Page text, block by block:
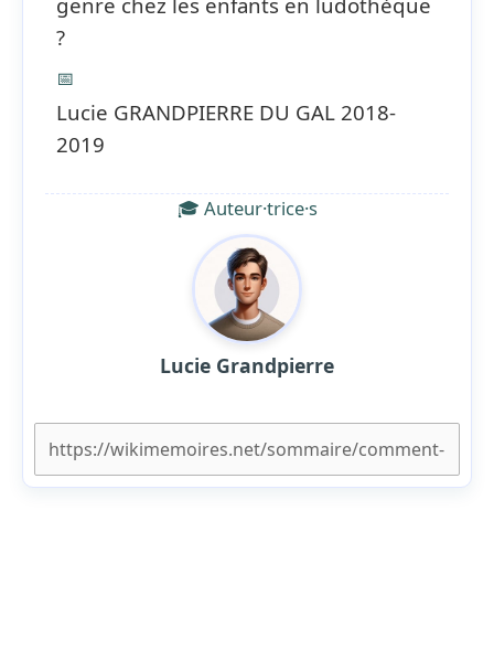
?
📅
Lucie GRANDPIERRE DU GAL 2018-
2019
🎓 Auteur·trice·s
Lucie Grandpierre